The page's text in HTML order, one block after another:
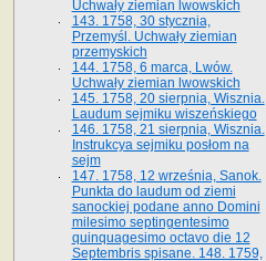
Uchwały ziemian lwowskich
143. 1758, 30 stycznia,
Przemyśl. Uchwały ziemian
przemyskich
144. 1758, 6 marca, Lwów.
Uchwały ziemian lwowskich
145. 1758, 20 sierpnia, Wisznia.
Laudum sejmiku wiszeńskiego
146. 1758, 21 sierpnia, Wisznia.
Instrukcya sejmiku posłom na
sejm
147. 1758, 12 września, Sanok.
Punkta do laudum od ziemi
sanockiej podane anno Domini
milesimo septingentesimo
quinquagesimo octavo die 12
Septembris spisane. 148. 1759,